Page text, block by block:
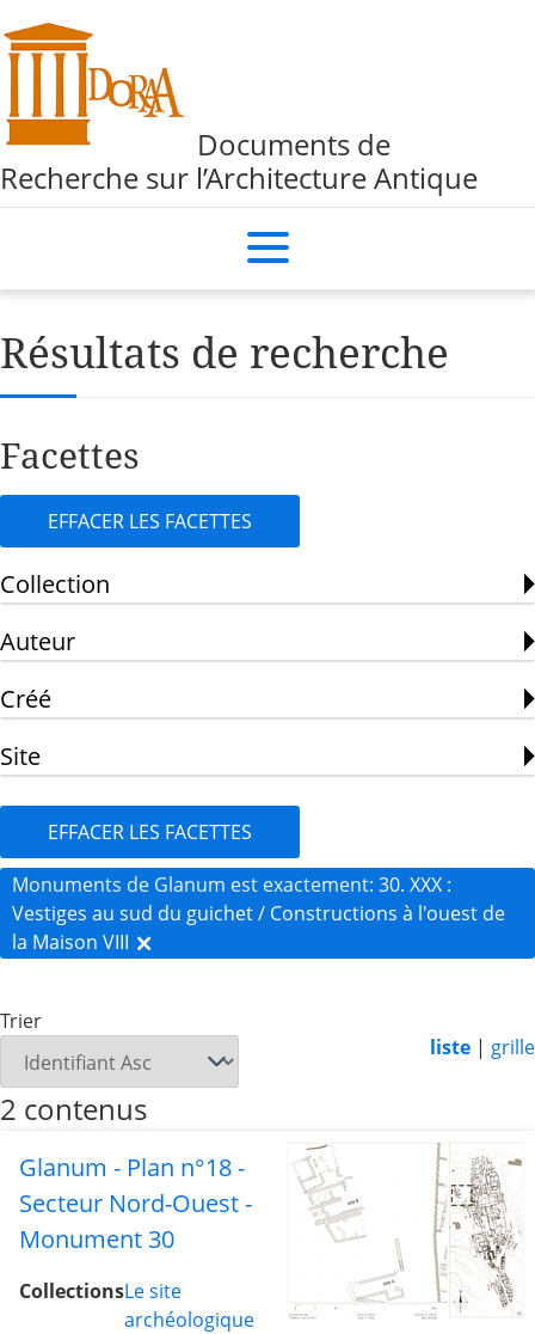
Documents de
Recherche sur l’Architecture Antique
Résultats de recherche
Facettes
EFFACER LES FACETTES
Collection
Auteur
Créé
Site
EFFACER LES FACETTES
Monuments de Glanum est exactement 30. XXX :
Vestiges au sud du guichet / Constructions à l'ouest de
la Maison VIII
Trier
liste | grille
2 contenus
Glanum - Plan n°18 -
Secteur Nord-Ouest -
Monument 30
CollectionsLe site
archéologique